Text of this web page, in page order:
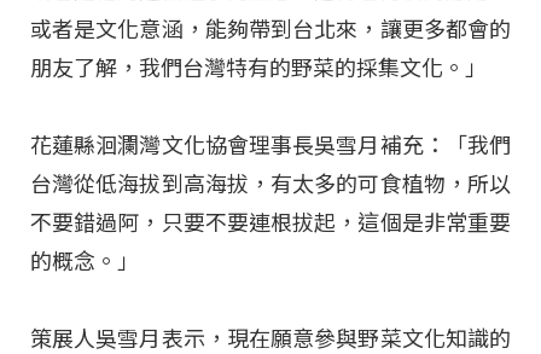
或者是文化意涵，能夠帶到台北來，讓更多都會的
朋友了解，我們台灣特有的野菜的採集文化。」
花蓮縣洄瀾灣文化協會理事長吳雪月補充：「我們
台灣從低海拔到高海拔，有太多的可食植物，所以
不要錯過阿，只要不要連根拔起，這個是非常重要
的概念。」
策展人吳雪月表示，現在願意參與野菜文化知識的